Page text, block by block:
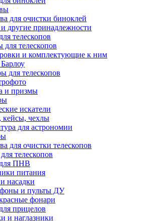
для очистки биноклей
другие принадлежности
телескопов
для телескопов
и комплектующие к ним
для телескопов
и призмы
искатели
чехлы
для астрономии
для очистки телескопов
телескопов
ПНВ
питания
насадки
и пульты ДУ
фонари
прицелов
и наглазники